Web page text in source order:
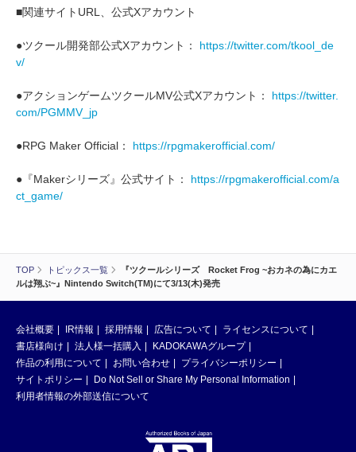
TOP トピックス一覧
『ツクールシリーズ Rocket Frog ~おカネの為にカエ
ルは翔ぶ~』Nintendo Switch(TM)にて3/13(木)発売
■関連サイトURL、公式Xアカウント
●ツクール開発部公式Xアカウント： https://twitter.com/tkool_de
v/
●アクションゲームツクールMV公式Xアカウント： https://twitter.
com/PGMMV_jp
●RPG Maker Official： https://rpgmakerofficial.com/
●『Makerシリーズ』公式サイト： https://rpgmakerofficial.com/a
ct_game/
会社概要 IR情報 採用情報 広告について
ライセンスについて
書店様向け
法人様一括購入
KADOKAWAグループ
作品の利用について
お問い合わせ
プライバシーポリシー
サイトポリシー
Do Not Sell or Share My Personal Information
利用者情報の外部送信について